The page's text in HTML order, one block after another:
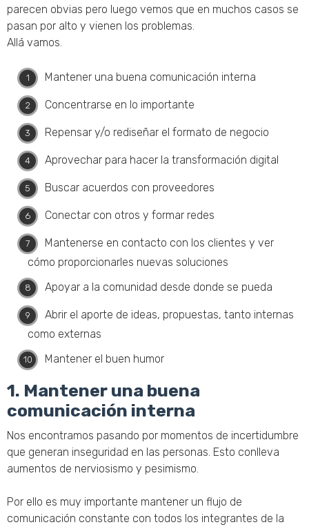
parecen obvias pero luego vemos que en muchos casos se
pasan por alto y vienen los problemas.
Allá vamos.
Mantener una buena comunicación interna
Concentrarse en lo importante
Repensar y/o rediseñar el formato de negocio
Aprovechar para hacer la transformación digital
Buscar acuerdos con proveedores
Conectar con otros y formar redes
Mantenerse en contacto con los clientes y ver
cómo proporcionarles nuevas soluciones
Apoyar a la comunidad desde donde se pueda
Abrir el aporte de ideas, propuestas, tanto internas
como externas
Mantener el buen humor
1. Mantener una buena
comunicación interna
Nos encontramos pasando por momentos de incertidumbre
que generan inseguridad en las personas. Esto conlleva
aumentos de nerviosismo y pesimismo.
Por ello es muy importante mantener un flujo de
comunicación constante con todos los integrantes de la